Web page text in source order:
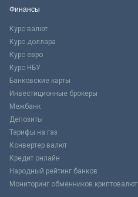
Финансы
Курс валют
Курс доллара
Курс евро
Курс НБУ
Банковские карты
Инвестиционные брокеры
Межбанк
Депозиты
Тарифы на газ
Конвертер валют
Кредит онлайн
Народный рейтинг банков
Мониторинг обменников криптовалют